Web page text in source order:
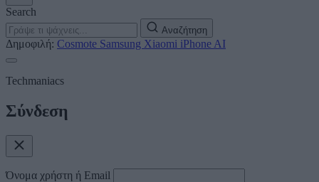
Search
Αναζήτηση
Δημοφιλή: Cosmote Samsung Xiaomi iPhone AI
Techmaniacs
Σύνδεση
Όνομα χρήστη ή Email